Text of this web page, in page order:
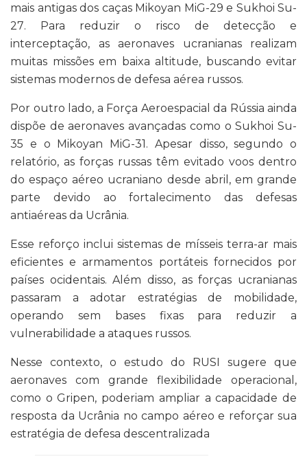
mais antigas dos caças Mikoyan MiG-29 e Sukhoi Su-
27. Para reduzir o risco de detecção e
interceptação, as aeronaves ucranianas realizam
muitas missões em baixa altitude, buscando evitar
sistemas modernos de defesa aérea russos.
Por outro lado, a Força Aeroespacial da Rússia ainda
dispõe de aeronaves avançadas como oSukhoi Su-
35 e o Mikoyan MiG-31. Apesar disso, segundo o
relatório, as forças russas têm evitado voos dentro
do espaço aéreo ucraniano desde abril, em grande
parte devido ao fortalecimento das defesas
antiaéreas da Ucrânia.
Esse reforço inclui sistemas de mísseis terra-ar mais
eficientes e armamentos portáteis fornecidos por
países ocidentais. Além disso, as forças ucranianas
passaram a adotar estratégias de mobilidade,
operando sem bases fixas para reduzir a
vulnerabilidade a ataques russos.
Nesse contexto, o estudo do RUSI sugere que
aeronaves com grande flexibilidade operacional,
como o Gripen, poderiam ampliar a capacidade de
resposta da Ucrânia no campo aéreo e reforçar sua
estratégia de defesa descentralizada